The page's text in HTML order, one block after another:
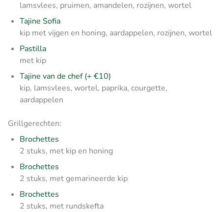
lamsvlees, pruimen, amandelen, rozijnen, wortel
Tajine Sofia
kip met vijgen en honing, aardappelen, rozijnen, wortel
Pastilla
met kip
Tajine van de chef (+ €10)
kip, lamsvlees, wortel, paprika, courgette,
aardappelen
Grillgerechten:
Brochettes
2 stuks, met kip en honing
Brochettes
2 stuks, met gemarineerde kip
Brochettes
2 stuks, met rundskefta